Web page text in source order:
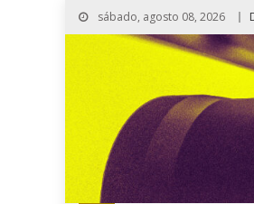
sábado, agosto 08, 2026